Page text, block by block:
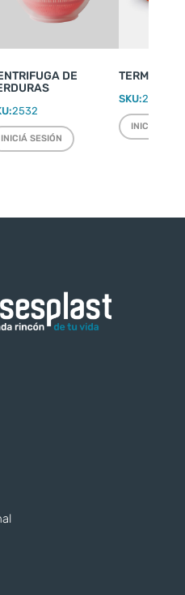
DE
2532
INICIÁ SESIÓN
TERMO
SKU:2220
INICIÁ